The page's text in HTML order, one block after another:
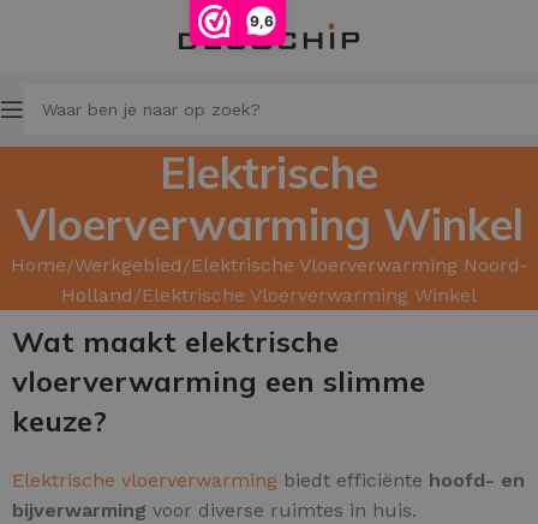
9,6
Elektrische
Vloerverwarming Winkel
Home Werkgebied Elektrische Vloerverwarming Noord-
Holland Elektrische Vloerverwarming Winkel
Wat maakt elektrische
vloerverwarming een slimme
keuze?
Elektrische vloerverwarming biedt efficiënte hoofd- en
bijverwarming voor diverse ruimtes in huis.